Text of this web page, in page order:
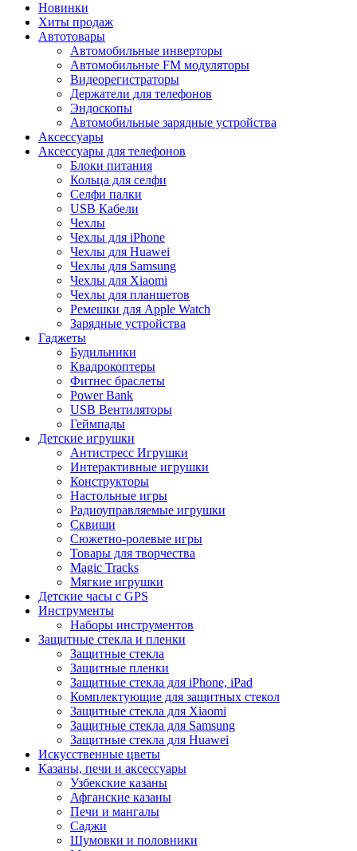
Новинки
Хиты продаж
Автотовары
Автомобильные инверторы
Автомобильные FM модуляторы
Видеорегистраторы
Держатели для телефонов
Эндоскопы
Автомобильные зарядные устройства
Аксессуары
Аксессуары для телефонов
Блоки питания
Кольца для селфи
Селфи палки
USB Кабели
Чехлы
Чехлы для iPhone
Чехлы для Huawei
Чехлы для Samsung
Чехлы для Xiaomi
Чехлы для планшетов
Ремешки для Apple Watch
Зарядные устройства
Гаджеты
Будильники
Квадрокоптеры
Фитнес браслеты
Power Bank
USB Вентиляторы
Геймпады
Детские игрушки
Антистресс Игрушки
Интерактивные игрушки
Конструкторы
Настольные игры
Радиоуправляемые игрушки
Сквиши
Сюжетно-ролевые игры
Товары для творчества
Magic Tracks
Мягкие игрушки
Детские часы с GPS
Инструменты
Наборы инструментов
Защитные стекла и пленки
Защитные стекла
Защитные пленки
Защитные стекла для iPhone, iPad
Комплектующие для защитных стекол
Защитные стекла для Xiaomi
Защитные стекла для Samsung
Защитные стекла для Huawei
Искусственные цветы
Казаны, печи и аксессуары
Узбекские казаны
Афганские казаны
Печи и мангалы
Саджи
Шумовки и половники